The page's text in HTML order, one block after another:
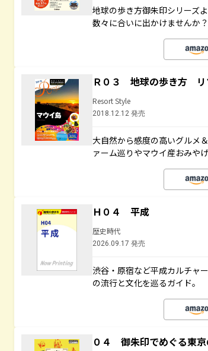
地球の歩き方御朱印シリーズ
数々に合いに出かけませんか？
Ｒ０３ 地球の歩き方 リ
Resort Style
2018.12.12 発売
大自然から感度の高いグルメ
ァーム巡りやマウイ産おみや
Ｈ０４ 平成
歴史時代
2026.09.17 発売
渋谷・原宿など平成カルチャ
の流行と文化を巡るガイド。
０４ 御朱印でめぐる東